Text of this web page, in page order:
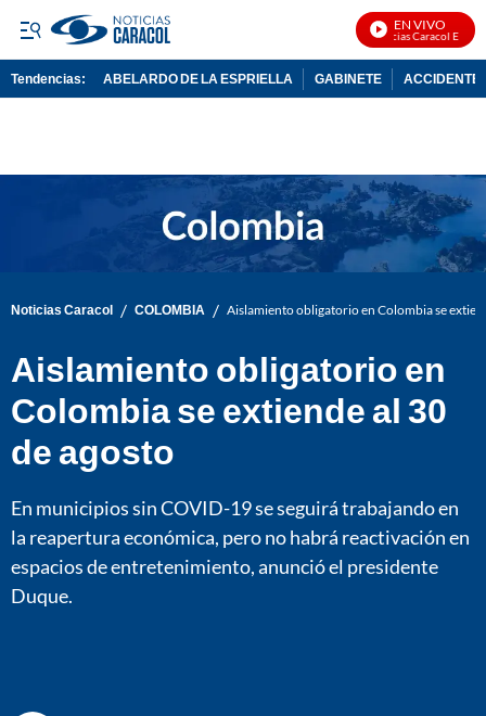
EN VIVO
Noticias Caracol En Vivo
Tendencias: ABELARDO DE LA ESPRIELLA GABINETE ACCIDENTE
Noticias Caracol / COLOMBIA / Aislamiento obligatorio en Colombia se
Aislamiento obligatorio en
Colombia se extiende al 30
de agosto
En municipios sin COVID-19 se seguirá trabajando en
la reapertura económica, pero no habrá reactivación en
espacios de entretenimiento, anunció el presidente
Duque.